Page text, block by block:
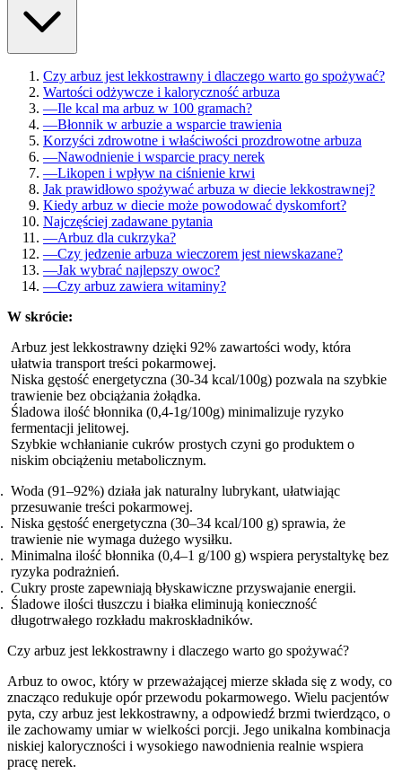
Czy arbuz jest lekkostrawny i dlaczego warto go spożywać?
Wartości odżywcze i kaloryczność arbuza
—Ile kcal ma arbuz w 100 gramach?
—Błonnik w arbuzie a wsparcie trawienia
Korzyści zdrowotne i właściwości prozdrowotne arbuza
—Nawodnienie i wsparcie pracy nerek
—Likopen i wpływ na ciśnienie krwi
Jak prawidłowo spożywać arbuza w diecie lekkostrawnej?
Kiedy arbuz w diecie może powodować dyskomfort?
Najczęściej zadawane pytania
—Arbuz dla cukrzyka?
—Czy jedzenie arbuza wieczorem jest niewskazane?
—Jak wybrać najlepszy owoc?
—Czy arbuz zawiera witaminy?
W skrócie:
Arbuz jest lekkostrawny dzięki 92% zawartości wody, która
ułatwia transport treści pokarmowej.
Niska gęstość energetyczna (30-34 kcal/100g) pozwala na szybkie
trawienie bez obciążania żołądka.
Śladowa ilość błonnika (0,4-1g/100g) minimalizuje ryzyko
fermentacji jelitowej.
Szybkie wchłanianie cukrów prostych czyni go produktem o
niskim obciążeniu metabolicznym.
Woda (91–92%) działa jak naturalny lubrykant, ułatwiając
przesuwanie treści pokarmowej.
Niska gęstość energetyczna (30–34 kcal/100 g) sprawia, że
trawienie nie wymaga dużego wysiłku.
Minimalna ilość błonnika (0,4–1 g/100 g) wspiera perystaltykę bez
ryzyka podrażnień.
Cukry proste zapewniają błyskawiczne przyswajanie energii.
Śladowe ilości tłuszczu i białka eliminują konieczność
długotrwałego rozkładu makroskładników.
Czy arbuz jest lekkostrawny i dlaczego warto go spożywać?
Arbuz to owoc, który w przeważającej mierze składa się z wody, co
znacząco redukuje opór przewodu pokarmowego. Wielu pacjentów
pyta, czy arbuz jest lekkostrawny, a odpowiedź brzmi twierdząco, o
ile zachowamy umiar w wielkości porcji. Jego unikalna kombinacja
niskiej kaloryczności i wysokiego nawodnienia realnie wspiera
pracę nerek.